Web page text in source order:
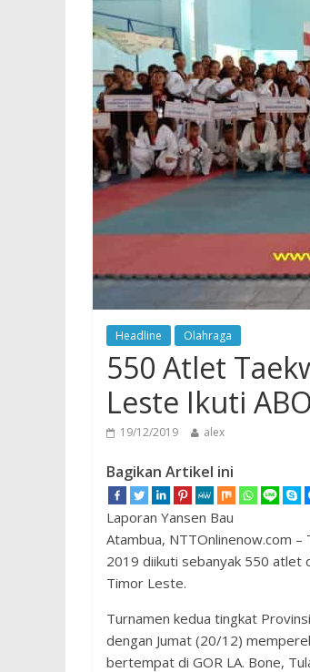
Headline Olahraga
550 Atlet
Leste Ikuti
19/12/2019 alex
Bagikan Artikel ini
Laporan Yansen Bau
Atambua, NTTOnlinenow.com
2019 diikuti sebanyak 550 atlet
Timor Leste.
Turnamen kedua tingkat
dengan Jumat (20/12)
bertempat di GOR LA. Bone,